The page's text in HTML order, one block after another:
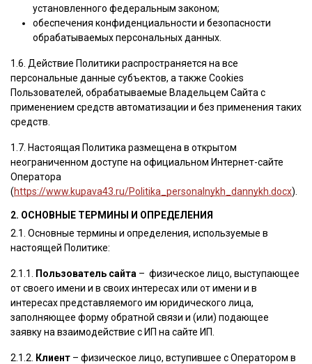
установленного федеральным законом;
обеспечения конфиденциальности и безопасности
обрабатываемых персональных данных.
1.6. Действие Политики распространяется на все
персональные данные субъектов, а также Cookies
Пользователей, обрабатываемые Владельцем Сайта с
применением средств автоматизации и без применения таких
средств.
1.7. Настоящая Политика размещена в открытом
неограниченном доступе на официальном Интернет-сайте
Оператора
(https://www.kupava43.ru/Politika_personalnykh_dannykh.docx).
2. ОСНОВНЫЕ ТЕРМИНЫ И ОПРЕДЕЛЕНИЯ
2.1. Основные термины и определения, используемые в
настоящей Политике:
2.1.1. Пользователь сайта – физическое лицо, выступающее
от своего имени и в своих интересах или от имени и в
интересах представляемого им юридического лица,
заполняющее форму обратной связи и (или) подающее
заявку на взаимодействие с ИП на сайте ИП.
2.1.2. Клиент – физическое лицо, вступившее с Оператором в